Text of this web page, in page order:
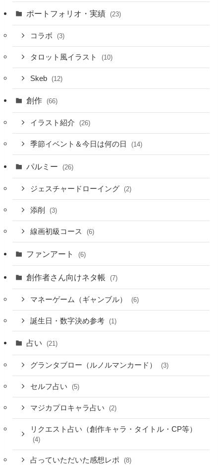
ポートフォリオ・実績 (23)
コラボ (3)
タロット風イラスト (10)
Skeb (12)
創作 (66)
イラスト紹介 (26)
季節イベント＆今日は何の日 (14)
パルミー (26)
ジェスチャードローイング (2)
添削 (3)
線画初級コース (6)
ファンアート (6)
創作者さん向けネタ帳 (7)
マネーゲーム（ギャンブル） (6)
誕生日・数字決め参考 (1)
占い (21)
グランタブロー（ルノルマンカード） (3)
セルフ占い (5)
マジカプロキャラ占い (2)
リクエスト占い（創作キャラ・タイトル・CP等）
(4)
占っていただいた感想レポ (8)